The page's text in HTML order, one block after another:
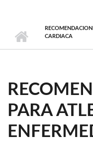
CARDIACA
PARA